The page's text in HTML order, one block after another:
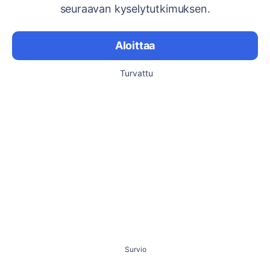
seuraavan kyselytutkimuksen.
Aloittaa
Turvattu
Survio